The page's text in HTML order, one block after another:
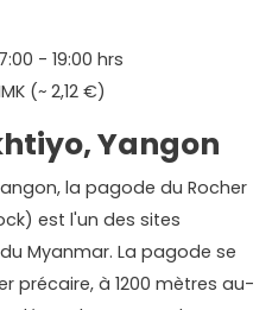
- 19:00 hrs
(~ 2,12 €)
Yangon
la pagode du Rocher
est l'un des sites
Myanmar. La pagode se
précaire, à 1200 mètres au-